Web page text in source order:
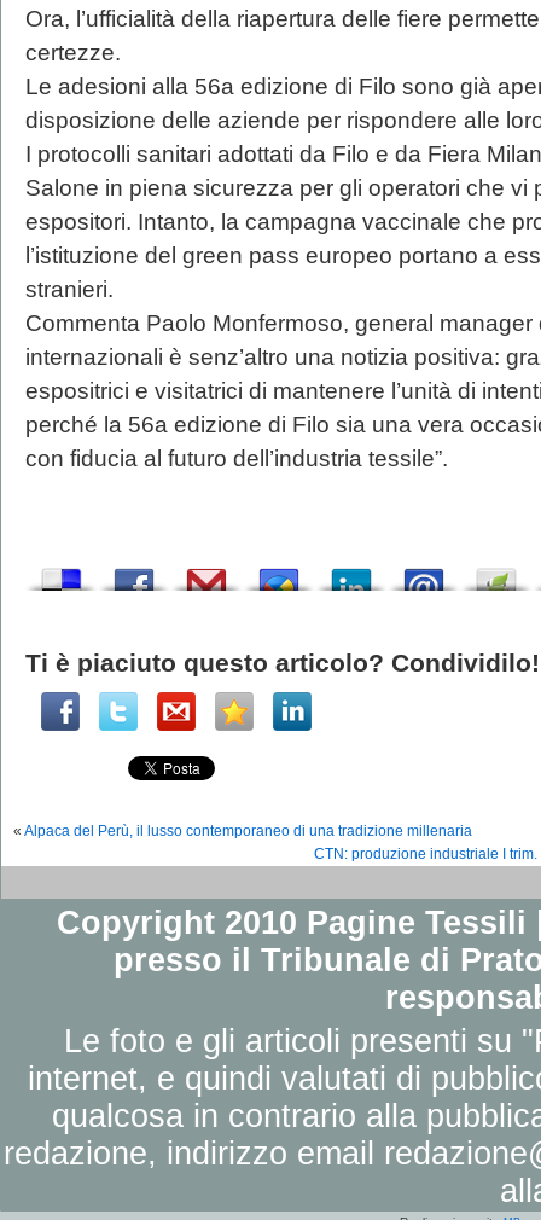
Ora, l’ufficialità della riapertura delle fiere
certezze.
Le adesioni alla 56a edizione di Filo sono già
disposizione delle aziende per rispondere alle
I protocolli sanitari adottati da Filo e da Fiera
Salone in piena sicurezza per gli operatori che vi
espositori. Intanto, la campagna vaccinale che
l’istituzione del green pass europeo portano a
stranieri.
Commenta Paolo Monfermoso, general manager
internazionali è senz’altro una notizia positiva:
espositrici e visitatrici di mantenere l’unità di
perché la 56a edizione di Filo sia una vera
con fiducia al futuro dell’industria tessile”.
Ti è piaciuto questo articolo? Condividilo!
« Alpaca del Perù, il lusso contemporaneo di una tradizione millenaria
CTN: produzione industriale I
Copyright 2010 Pagine
presso il Tribunale di
Le foto e gli articoli presenti su
internet, e quindi valutati di
qualcosa in contrario alla
redazione, indirizzo email